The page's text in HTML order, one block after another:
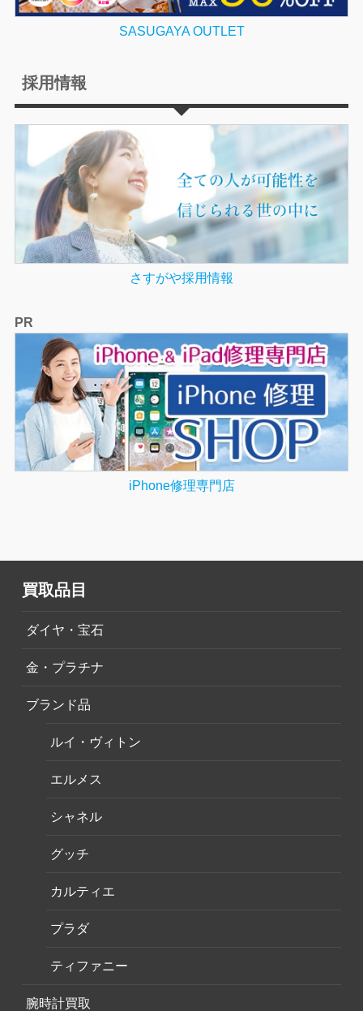
SASUGAYA OUTLET
採用情報
さすがや採用情報
PR
iPhone修理専門店
買取品目
ダイヤ・宝石
金・プラチナ
ブランド品
ルイ・ヴィトン
エルメス
シャネル
グッチ
カルティエ
プラダ
ティファニー
腕時計買取